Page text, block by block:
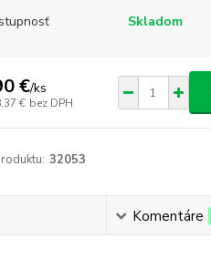
Skladom
€/ks
€ bez DPH
32053
Komentáre